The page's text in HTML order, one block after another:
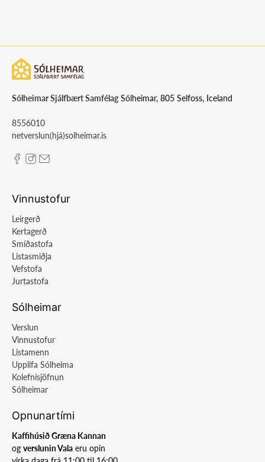
Sólheimar Sjálfbært SamfélagSólheimar, 805 Selfoss, Iceland
8556010
netverslun(hjá)solheimar.is
Vinnustofur
Leirgerð
Kertagerð
Smíðastofa
Listasmiðja
Vefstofa
Jurtastofa
Sólheimar
Verslun
Vinnustofur
Listamenn
Upplifa Sólheima
Kolefnisjöfnun
Sólheimar
Opnunartími
Kaffihúsið Græna Kannan
og verslunin Vala eru opin